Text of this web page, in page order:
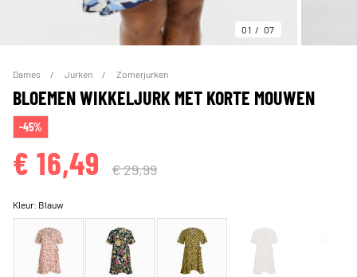
01 07
Dames Jurken Zomerjurken
BLOEMEN WIKKELJURK MET KORTE MOUWEN
-45%
€ 16,49 € 29,99
Kleur: Blauw